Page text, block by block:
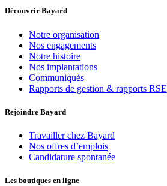
Découvrir Bayard
Notre organisation
Nos engagements
Notre histoire
Nos implantations
Communiqués
Rapports de gestion & rapports RSE
Rejoindre Bayard
Travailler chez Bayard
Nos offres d’emplois
Candidature spontanée
Les boutiques en ligne